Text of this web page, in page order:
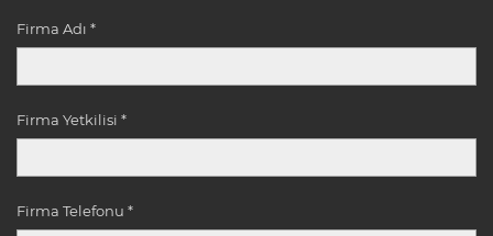
Firma Adı *
Firma Yetkilisi *
Firma Telefonu *